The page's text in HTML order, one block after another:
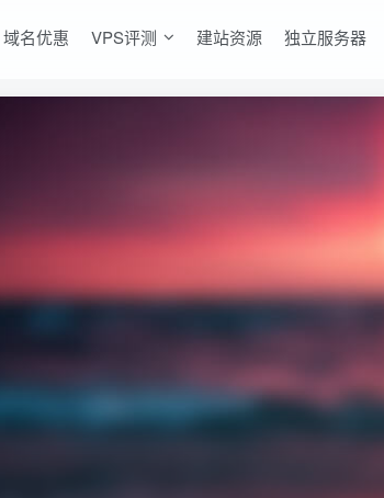
域名优惠 VPS评测 建站资源 独立服务器